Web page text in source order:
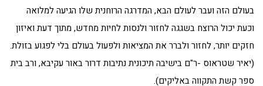
בעולם הזה ועבר לעולם הבא, המדרגה הרוחנית שלו הגיעה למלואה
וכעת יכול הרוצח בשגגה לחזור ולנסות לחיות מחדש, מתוך דעת ואיזון
חזקים יותר, לחזור ולברר את המציאות ולפעול בעולם בלי לפגוע בזולת.
(יאיר שטראוס -ר"ם בישיבה תיכונית נתיבות דרור באור עקיבא, ורב בית
ספר קשת התקווה באליקים).